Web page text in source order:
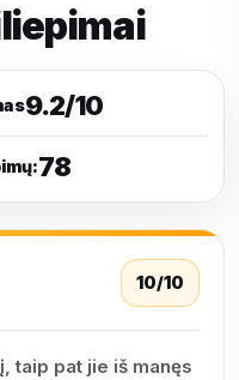
9.2/10
78
10/10
taip pat jie iš manęs